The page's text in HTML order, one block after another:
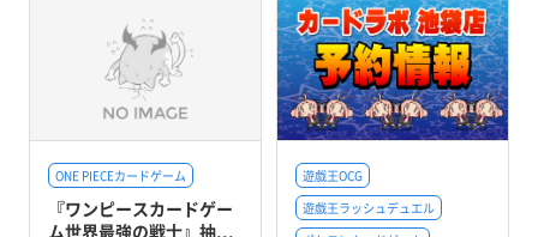
ONE PIECEカードゲーム
『ワンピースカードゲー
ム世界最強の戦士』抽...
遊戯王OCG
遊戯王ラッシュデュエル